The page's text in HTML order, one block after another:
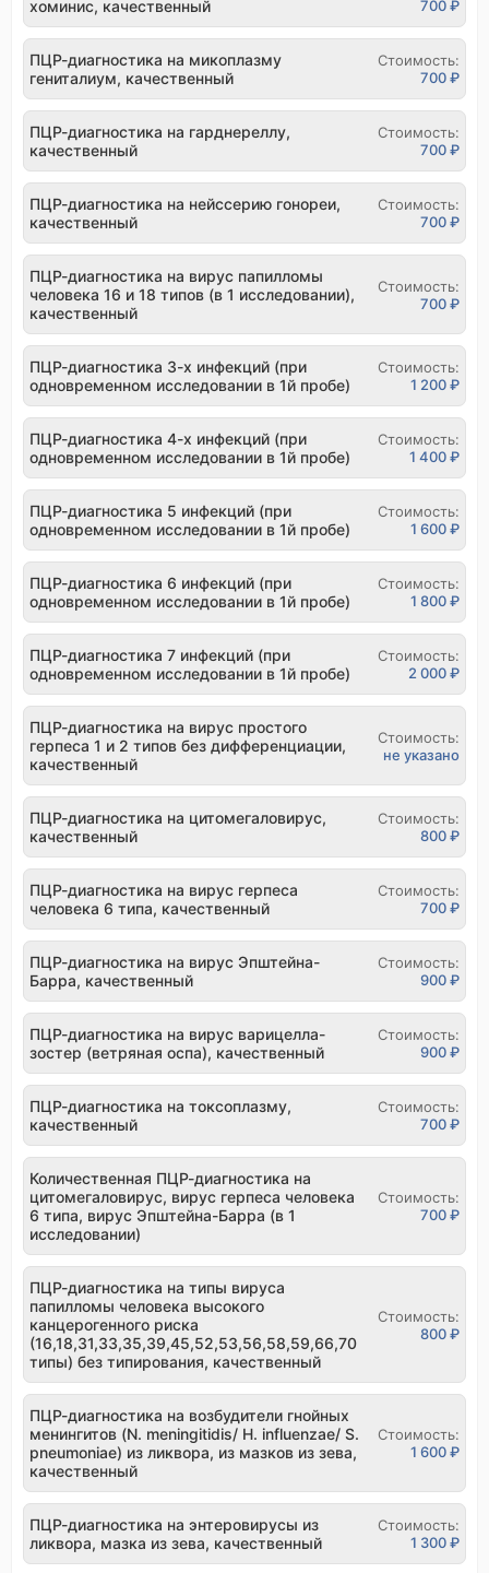
хоминис, качественный
700 ₽
ПЦР-диагностика на микоплазму
гениталиум, качественный
Стоимость:
700 ₽
ПЦР-диагностика на гарднереллу,
качественный
Стоимость:
700 ₽
ПЦР-диагностика на нейссерию гонореи,
качественный
Стоимость:
700 ₽
ПЦР-диагностика на вирус папилломы
человека 16 и 18 типов (в 1 исследовании),
качественный
Стоимость:
700 ₽
ПЦР-диагностика 3-х инфекций (при
одновременном исследовании в 1й пробе)
Стоимость:
1 200 ₽
ПЦР-диагностика 4-х инфекций (при
одновременном исследовании в 1й пробе)
Стоимость:
1 400 ₽
ПЦР-диагностика 5 инфекций (при
одновременном исследовании в 1й пробе)
Стоимость:
1 600 ₽
ПЦР-диагностика 6 инфекций (при
одновременном исследовании в 1й пробе)
Стоимость:
1 800 ₽
ПЦР-диагностика 7 инфекций (при
одновременном исследовании в 1й пробе)
Стоимость:
2 000 ₽
ПЦР-диагностика на вирус простого
герпеса 1 и 2 типов без дифференциации,
качественный
Стоимость:
не указано
ПЦР-диагностика на цитомегаловирус,
качественный
Стоимость:
800 ₽
ПЦР-диагностика на вирус герпеса
человека 6 типа, качественный
Стоимость:
700 ₽
ПЦР-диагностика на вирус Эпштейна-
Барра, качественный
Стоимость:
900 ₽
ПЦР-диагностика на вирус варицелла-
зостер (ветряная оспа), качественный
Стоимость:
900 ₽
ПЦР-диагностика на токсоплазму,
качественный
Стоимость:
700 ₽
Количественная ПЦР-диагностика на
цитомегаловирус, вирус герпеса человека
6 типа, вирус Эпштейна-Барра (в 1
исследовании)
Стоимость:
700 ₽
ПЦР-диагностика на типы вируса
папилломы человека высокого
канцерогенного риска
(16,18,31,33,35,39,45,52,53,56,58,59,66,70
типы) без типирования, качественный
Стоимость:
800 ₽
ПЦР-диагностика на возбудители гнойных
менингитов (N. meningitidis/ H. influenzae/ S.
pneumoniae) из ликвора, из мазков из зева,
качественный
Стоимость:
1 600 ₽
ПЦР-диагностика на энтеровирусы из
ликвора, мазка из зева, качественный
Стоимость:
1 300 ₽